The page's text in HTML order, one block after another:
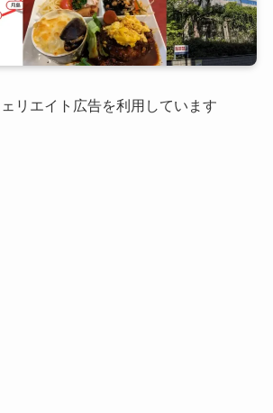
リエイト広告を利用しています